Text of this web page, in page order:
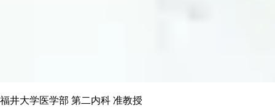
福井大学医学部 第二内科 准教授